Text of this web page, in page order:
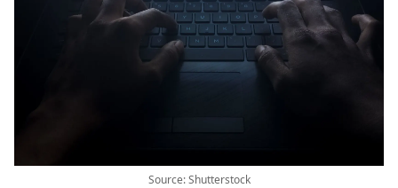
Source: Shutterstock